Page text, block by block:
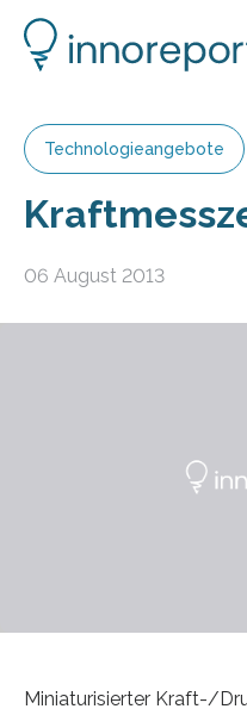
Technologieangebote
06 August 2013
Miniaturisierter Kraft-/